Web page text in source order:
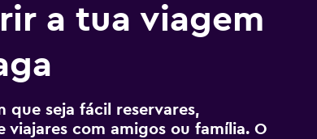
a tua viagem
que seja fácil reservares,
viajares com amigos ou família. O